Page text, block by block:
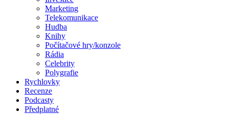
Marketing
Telekomunikace
Hudba
Knihy
Počítačové hry/konzole
Rádia
Celebrity
Polygrafie
Rychlovky
Recenze
Podcasty
Předplatné